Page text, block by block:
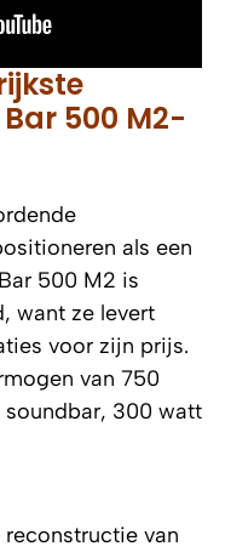
500 M2-
als een
500 M2 is
want ze levert
voor zijn prijs.
van 750
300 watt
van